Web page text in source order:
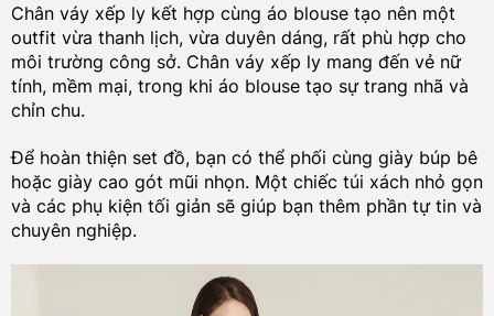
Chân váy xếp ly kết hợp cùng áo blouse tạo nên một
outfit vừa thanh lịch, vừa duyên dáng, rất phù hợp cho
môi trường công sở. Chân váy xếp ly mang đến vẻ nữ
tính, mềm mại, trong khi áo blouse tạo sự trang nhã và
chỉn chu.
Để hoàn thiện set đồ, bạn có thể phối cùng giày búp bê
hoặc giày cao gót mũi nhọn. Một chiếc túi xách nhỏ gọn
và các phụ kiện tối giản sẽ giúp bạn thêm phần tự tin và
chuyên nghiệp.